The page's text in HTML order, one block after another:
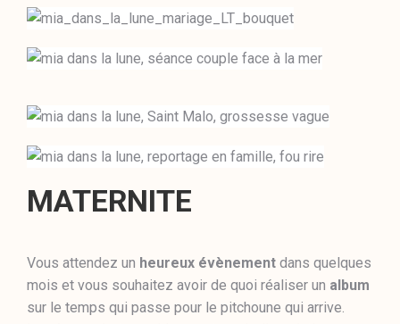
MATERNITE
Vous attendez un heureux évènement dans quelques
mois et vous souhaitez avoir de quoi réaliser un album
sur le temps qui passe pour le pitchoune qui arrive.